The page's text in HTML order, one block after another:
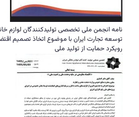
نامه انجمن ملی تخصصی تولیدکنندگان لوازم
توسعه تجارت ایران با موضوع اتخاذ تصمیم
رویکرد حمایت از تولید ملی